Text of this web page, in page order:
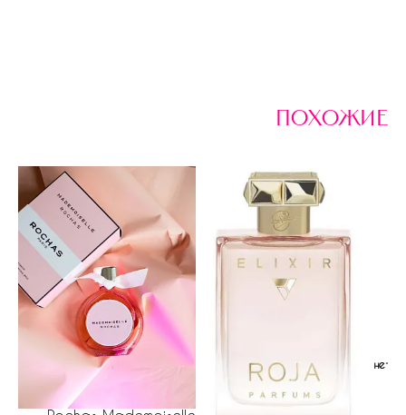
похожие
нет